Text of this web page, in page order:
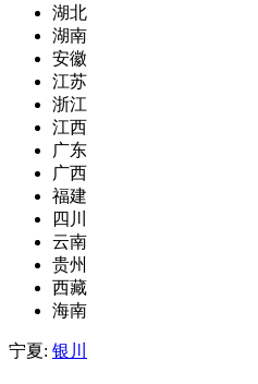
湖北
湖南
安徽
江苏
浙江
江西
广东
广西
福建
四川
云南
贵州
西藏
海南
宁夏: 银川